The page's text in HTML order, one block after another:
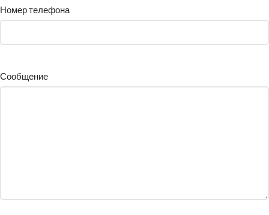
Номер телефона
Сообщение